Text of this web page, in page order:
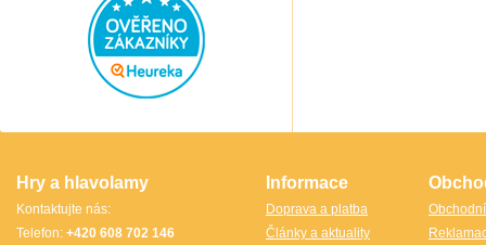
ShengShou)
Sonic Games
Speedstack USA
Hry a hlavolamy
Kontaktujte nás:
Telefon: +420 608 702 146
Informace
Doprava a platba
Články a aktuality